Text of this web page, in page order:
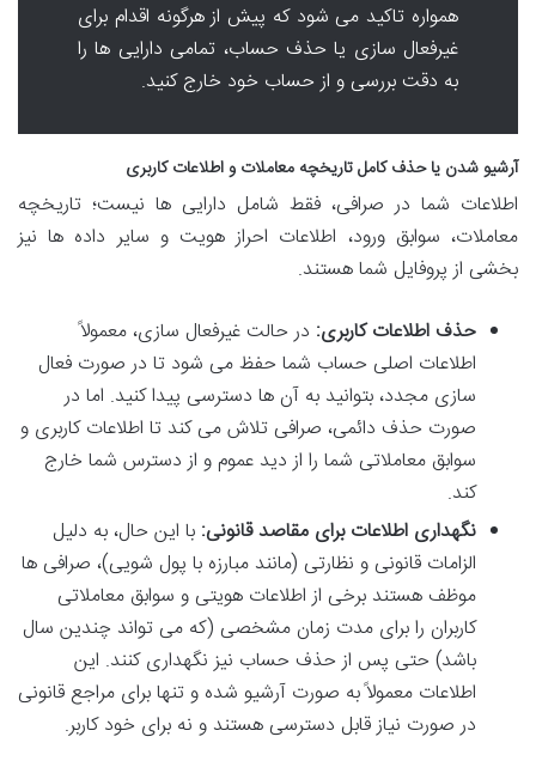
همواره تاکید می شود که پیش از هرگونه اقدام برای
غیرفعال سازی یا حذف حساب، تمامی دارایی ها را
به دقت بررسی و از حساب خود خارج کنید.
آرشیو شدن یا حذف کامل تاریخچه معاملات و اطلاعات کاربری
اطلاعات شما در صرافی، فقط شامل دارایی ها نیست؛ تاریخچه
معاملات، سوابق ورود، اطلاعات احراز هویت و سایر داده ها نیز
بخشی از پروفایل شما هستند.
حذف اطلاعات کاربری: در حالت غیرفعال سازی، معمولاً
اطلاعات اصلی حساب شما حفظ می شود تا در صورت فعال
سازی مجدد، بتوانید به آن ها دسترسی پیدا کنید. اما در
صورت حذف دائمی، صرافی تلاش می کند تا اطلاعات کاربری و
سوابق معاملاتی شما را از دید عموم و از دسترس شما خارج
کند.
نگهداری اطلاعات برای مقاصد قانونی: با این حال، به دلیل
الزامات قانونی و نظارتی (مانند مبارزه با پول شویی)، صرافی ها
موظف هستند برخی از اطلاعات هویتی و سوابق معاملاتی
کاربران را برای مدت زمان مشخصی (که می تواند چندین سال
باشد) حتی پس از حذف حساب نیز نگهداری کنند. این
اطلاعات معمولاً به صورت آرشیو شده و تنها برای مراجع قانونی
در صورت نیاز قابل دسترسی هستند و نه برای خود کاربر.